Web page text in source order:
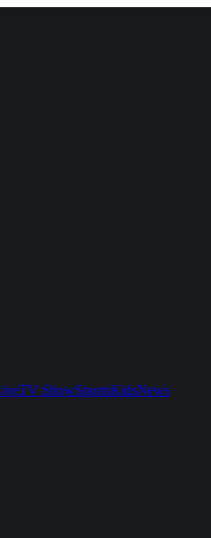
TV ShowSportsKidsNews